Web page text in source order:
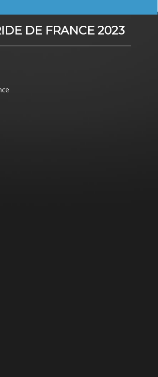
DE FRANCE 2023